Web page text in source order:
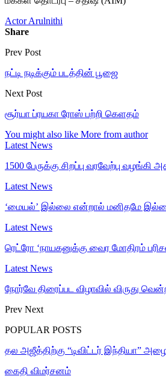
Actor Arulnithi
Share
Prev Post
நட்டி நடிக்கும் படத்தின் பூஜை
Next Post
சூர்யா ப்ரயகா ரோஸ் பற்றி கெளதம்
You might also like More from author
Latest News
1500 பேருக்கு சிறப்பு வரவேற்பு வழங்கி
Latest News
‘மையல்’ இல்லை என்றால் மனிதமே
Latest News
ரெட்ரோ ‘நாயகனுக்கு வைர மோதிரம்
Latest News
நோர்வே திரைப்பட விழாவில் விருது
Prev Next
POPULAR POSTS
தல அஜீத்திற்கு “டிவிட்டர் இந்தியா”
கைதி விமர்சனம்